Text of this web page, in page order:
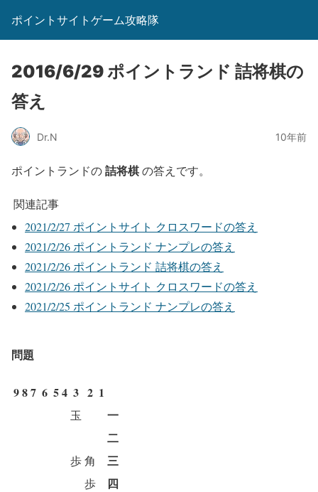
ポイントサイトゲーム攻略隊
2016/6/29 ポイントランド 詰将棋の
答え
Dr.N 10年前
ポイントランドの詰将棋の答えです。
関連記事
2021/2/27 ポイントサイト クロスワードの答え
2021/2/26 ポイントランド ナンプレの答え
2021/2/26 ポイントランド 詰将棋の答え
2021/2/26 ポイントサイト クロスワードの答え
2021/2/25 ポイントランド ナンプレの答え
問題
987 6 54 3 2 1
玉
一
二
歩角 三
歩 四